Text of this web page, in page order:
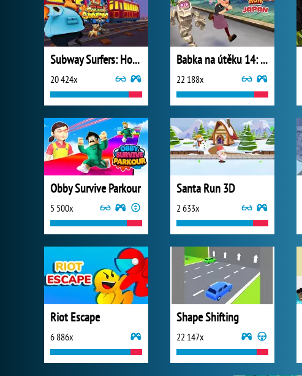
Subway Surfers: Hong Kong
20 424x
Babka na útěku 14: Japonsko
22 188x
Obby Survive Parkour
5 500x
Santa Run 3D
2 633x
Riot Escape
6 886x
Shape Shifting
22 147x